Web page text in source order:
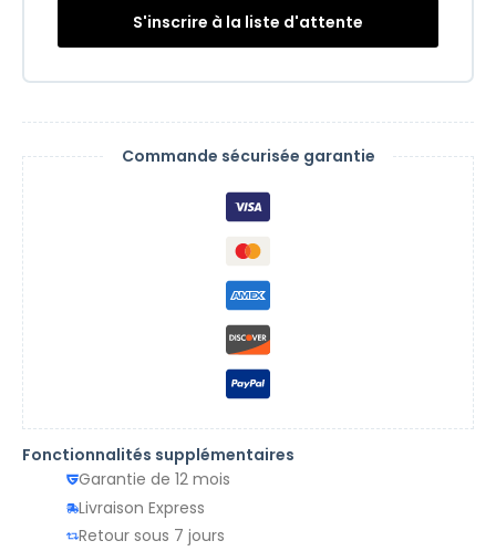
S'inscrire à la liste d'attente
Commande sécurisée garantie
Fonctionnalités supplémentaires
Garantie de 12 mois
Livraison Express
Retour sous 7 jours